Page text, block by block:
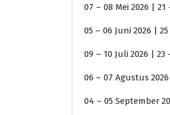
07 – 08 Mei 2026 | 21
05 – 06 Juni 2026 |
09 – 10 Juli 2026 | 23
06 – 07 Agustus
04 – 05 September